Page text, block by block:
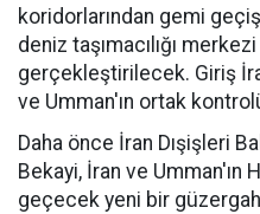
koridorlarından gemi
deniz taşımacılığı
gerçekleştirilecek. Giriş
ve Umman'ın ortak
Daha önce İran Dışişleri
Bekayi, İran ve Umman'ın
geçecek yeni bir